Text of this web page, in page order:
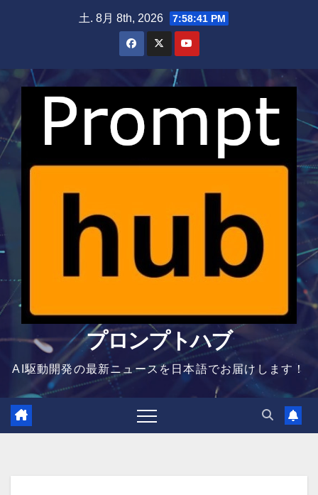
土. 8月 8th, 2026 7:58:41 PM
プロンプトハブ
AI駆動開発の最新ニュースを日本語でお届けします！